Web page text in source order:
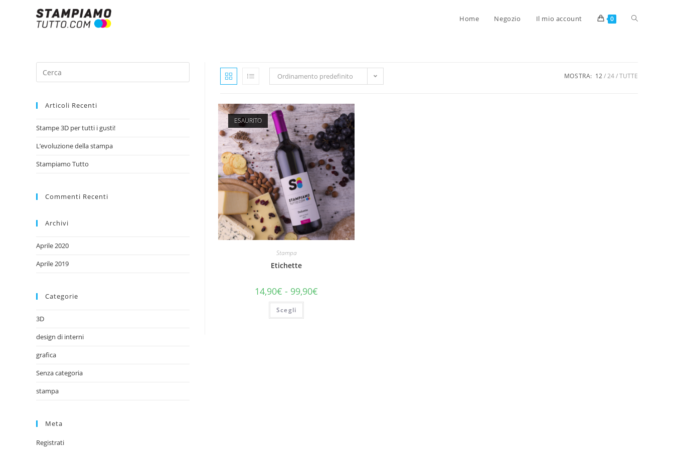
Home Negozio Il mio account 0
Ordinamento predefinito MOSTRA: 12 24 TUTTE
ESAURITO
Stampa
Etichette
14,90€ - 99,90€
Scegli
Articoli Recenti
Stampe 3D per tutti i gusti!
L’evoluzione della stampa
Stampiamo Tutto
Commenti Recenti
Archivi
Aprile 2020
Aprile 2019
Categorie
3D
design di interni
grafica
Senza categoria
stampa
Meta
Registrati